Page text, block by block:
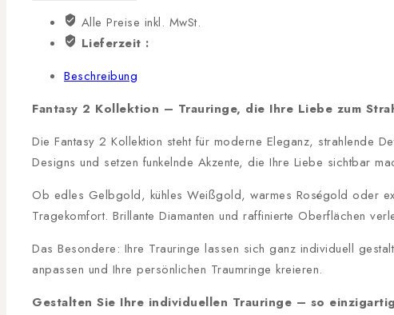
Alle Preise inkl. MwSt.
Lieferzeit :
Beschreibung
Fantasy 2 Kollektion – Trauringe, die Ihre Liebe zum
Die Fantasy 2 Kollektion steht für moderne Eleganz, strahlende
Designs und setzen funkelnde Akzente, die Ihre Liebe sichtbar
Ob edles Gelbgold, kühles Weißgold, warmes Roségold oder
Tragekomfort. Brillante Diamanten und raffinierte Oberflächen
Das Besondere: Ihre Trauringe lassen sich ganz individuell
anpassen und Ihre persönlichen Traumringe kreieren.
Gestalten Sie Ihre individuellen Trauringe – so